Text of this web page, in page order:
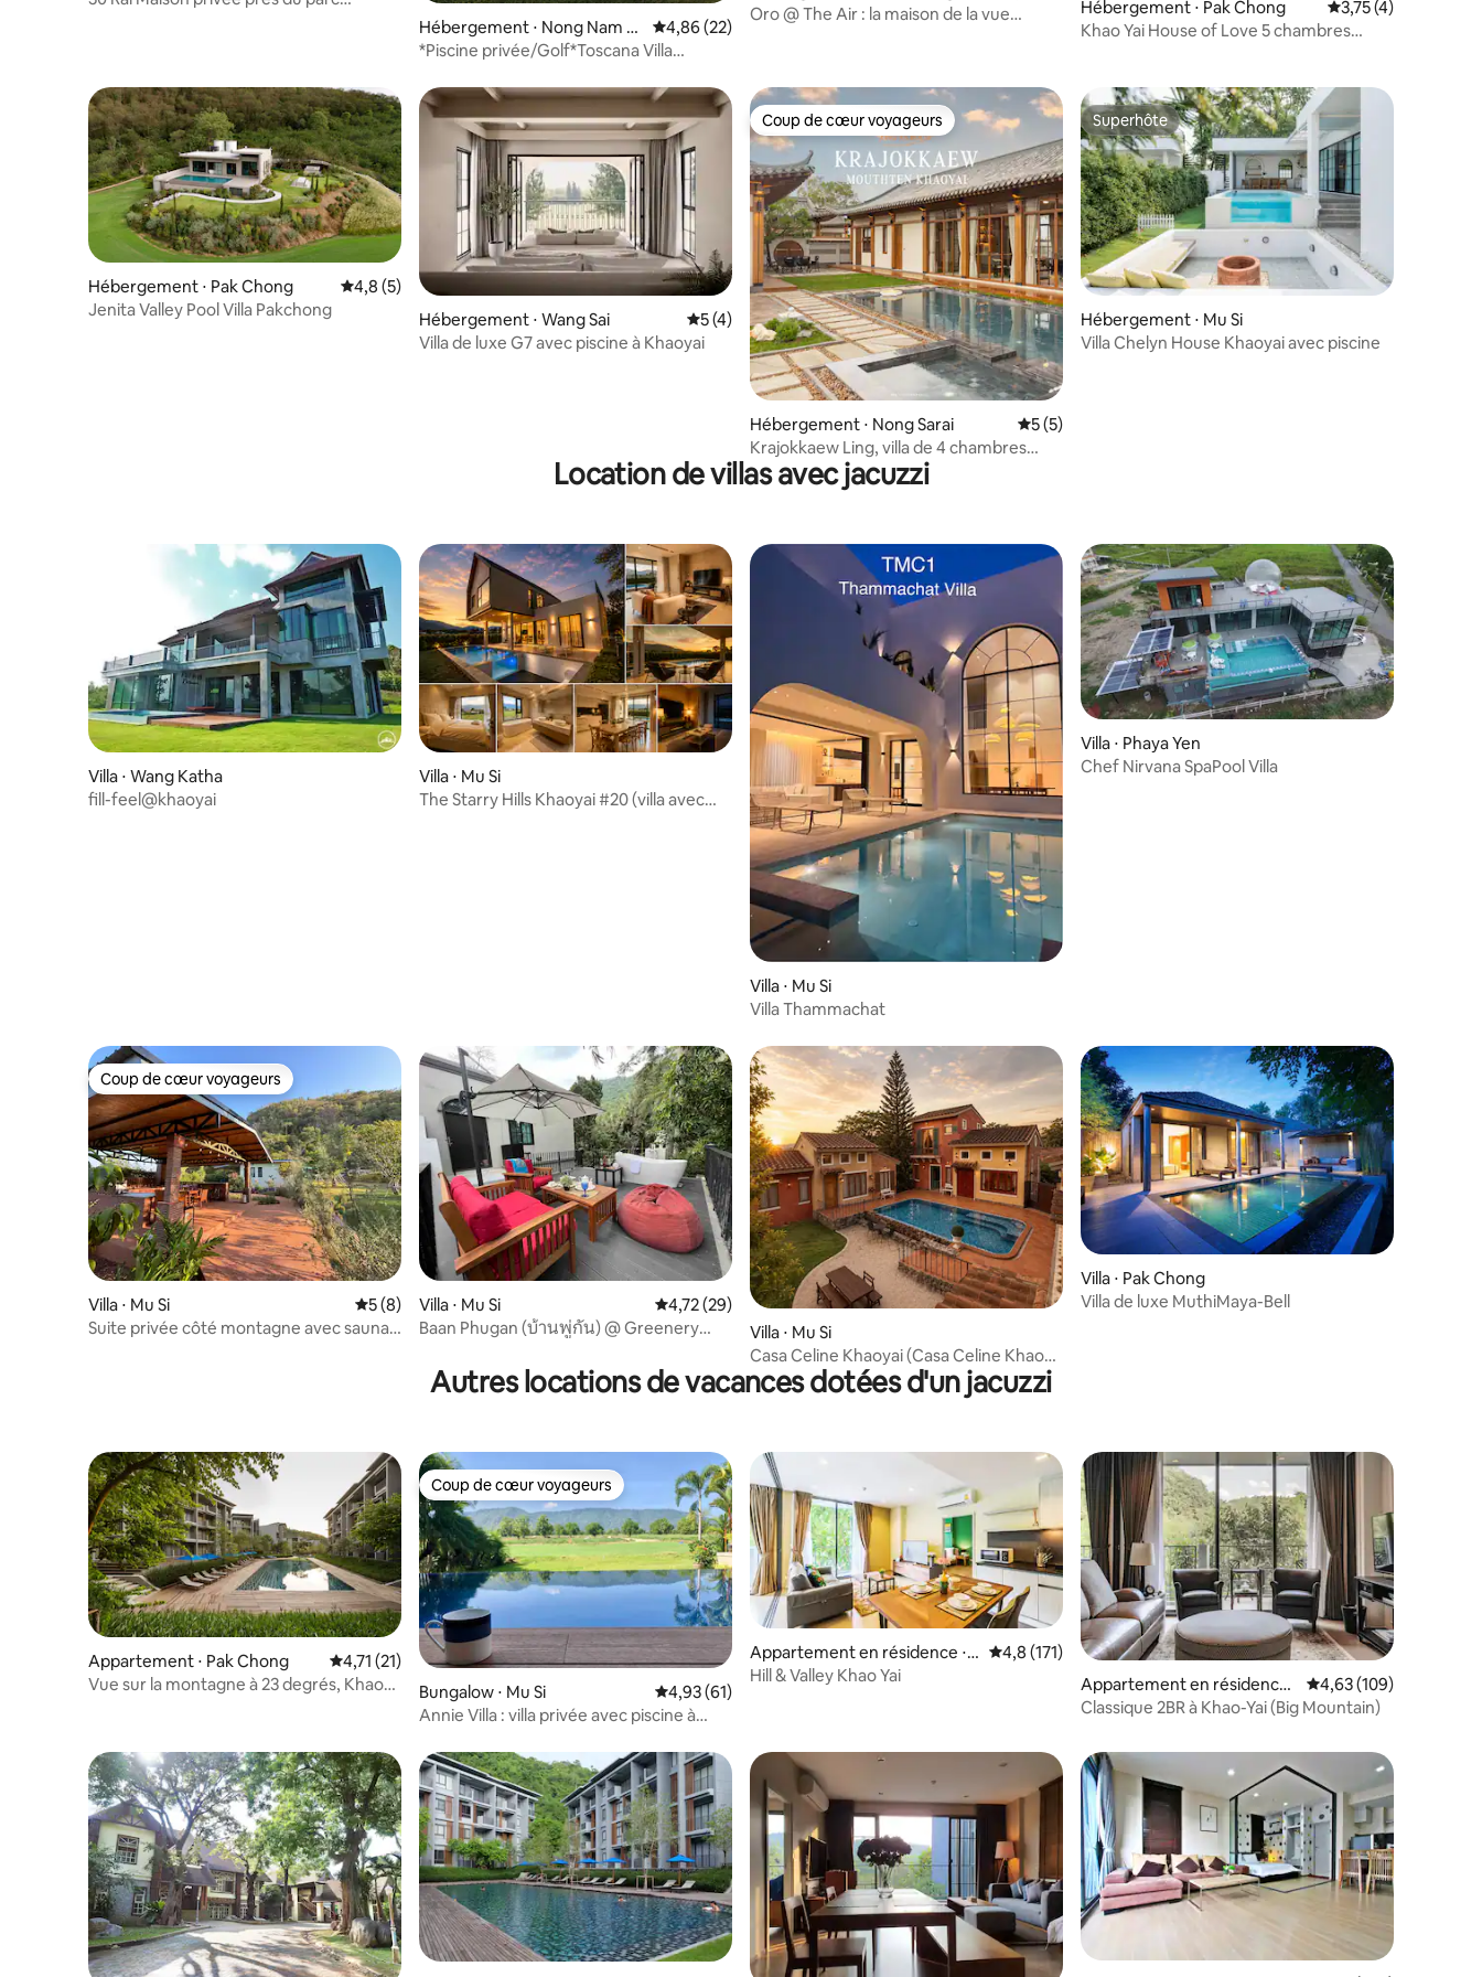
Hébergement ⋅ Nong Nam D
aeng
Évaluation moyenne sur la base de 22 commentaires : 4,86 sur 5
4,86 (22)
*Piscine privée/Golf*Toscana Villa
Oro @ The Air : la maison de la vue
Hébergement ⋅ Pak Chong Évaluation
3,75 (4)
Khao Yai House of Love 5 chambres
Hébergement ⋅ Pak Chong Évaluation moyenne sur la base de 5 commentaires : 4,8 sur 5
4,8 (5)
Jenita Valley Pool Villa Pakchong
Hébergement ⋅ Wang Sai Évaluation moyenne sur la base de 4 commentaires : 5 sur 5
5 (4)
Villa de luxe G7 avec piscine à Khaoyai
Coup de cœur voyageurs
Coup de cœur voyageurs
Hébergement ⋅ Nong Sarai Évaluation moyenne sur la base de 5 commentaires : 5 sur 5
5 (5)
Krajokkaew Ling, villa de 4 chambres
avec piscine
Superhôte
Superhôte
Hébergement ⋅ Mu Si
Villa Chelyn House Khaoyai avec piscine
Location de villas avec jacuzzi
Villa ⋅ Wang Katha
fill-feel@khaoyai
Villa ⋅ Mu Si
The Starry Hills Khaoyai #20 (villa avec
Villa ⋅ Mu Si
Villa Thammachat
Villa ⋅ Phaya Yen
Chef Nirvana SpaPool Villa
Coup de cœur voyageurs
Coup de cœur voyageurs
Villa ⋅ Mu Si Évaluation moyenne sur la base de 8 commentaires : 5 sur 5
5 (8)
Suite privée côté montagne avec sauna
Villa ⋅ Mu Si Évaluation moyenne sur la base de 29 commentaires : 4,72 sur 5
4,72 (29)
Baan Phugan (บ้านพู่กัน) @ Greenery
Villa ⋅ Mu Si
Casa Celine Khaoyai (Casa Celine Khao
Yai)
Villa ⋅ Pak Chong
Villa de luxe MuthiMaya-Bell
Autres locations de vacances dotées d'un jacuzzi
Appartement ⋅ Pak Chong Évaluation moyenne sur la base de 21 commentaires : 4,71 sur 5
4,71 (21)
Vue sur la montagne à 23 degrés, Khao
Coup de cœur voyageurs
Coup de cœur voyageurs
Bungalow ⋅ Mu Si Évaluation moyenne sur la base de 61 commentaires : 4,93 sur 5
4,93 (61)
Annie Villa : villa privée avec piscine à
Appartement en résidence ⋅ T
ambon Payayen
Évaluation moyenne sur la base de 171 commentaires : 4,8 sur 5
4,8 (171)
Hill & Valley Khao Yai
Appartement en résidence ⋅
Pak Chong
Évaluation moyenne
4,63 (109)
Classique 2BR à Khao-Yai (Big Mountain)